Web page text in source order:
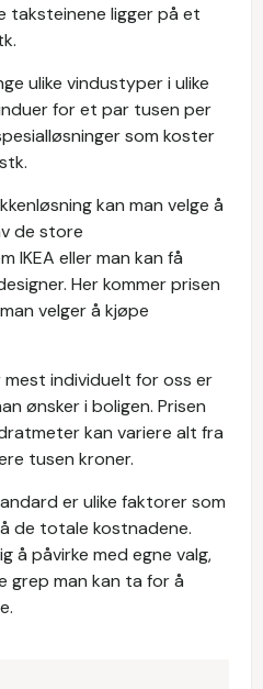
taksteinene ligger på et
ulike vindustyper i ulike
for et par tusen per
som koster
kan man velge å
de store
IKEA eller man kan få
Her kommer prisen
velger å kjøpe
individuelt for oss er
ønsker i boligen. Prisen
kan variere alt fra
tusen kroner.
er ulike faktorer som
de totale kostnadene.
å påvirke med egne valg,
grep man kan ta for å